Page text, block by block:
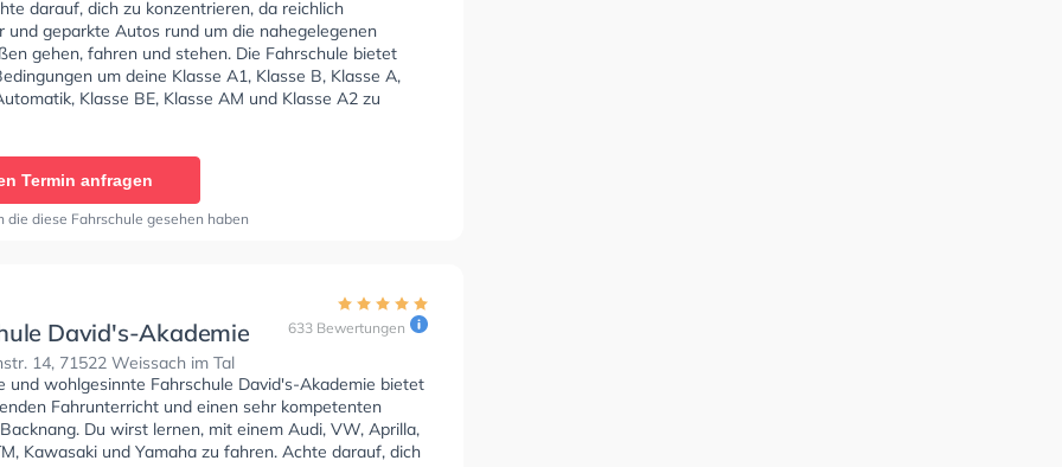
darauf, dich zu konzentrieren, da reichlich
und geparkte Autos rund um die nahegelegenen
gehen, fahren und stehen. Die Fahrschule bietet
um deine Klasse A1, Klasse B, Klasse A,
Klasse BE, Klasse AM und Klasse A2 zu
empfehlen dir auch online-theorie tests am PC zu
Termin anfragen
die diese Fahrschule gesehen haben
David's-Akademie
14, 71522 Weissach im Tal
633 Bewertungen
und wohlgesinnte Fahrschule David's-Akademie bietet
Fahrunterricht und einen sehr kompetenten
Du wirst lernen, mit einem Audi, VW, Aprilla,
Kawasaki und Yamaha zu fahren. Achte darauf, dich